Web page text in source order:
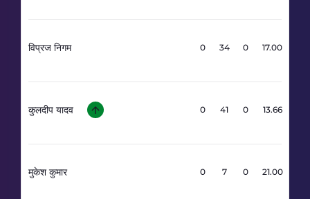
विप्रज निगम 0 34 0 17.00
कुलदीप यादव 0 41 0 13.66
मुकेश कुमार 0 7 0 21.00